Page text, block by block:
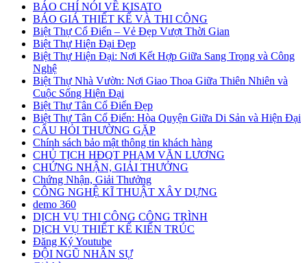
BÁO CHÍ NÓI VỀ KISATO
BÁO GIÁ THIẾT KẾ VÀ THI CÔNG
Biệt Thự Cổ Điển – Vẻ Đẹp Vượt Thời Gian
Biệt Thự Hiện Đại Đẹp
Biệt Thự Hiện Đại: Nơi Kết Hợp Giữa Sang Trọng và Công
Nghệ
Biệt Thự Nhà Vườn: Nơi Giao Thoa Giữa Thiên Nhiên và
Cuộc Sống Hiện Đại
Biệt Thự Tân Cổ Điển Đẹp
Biệt Thự Tân Cổ Điển: Hòa Quyện Giữa Di Sản và Hiện Đại
CÂU HỎI THƯỜNG GẶP
Chính sách bảo mật thông tin khách hàng
CHỦ TỊCH HĐQT PHẠM VĂN LƯƠNG
CHỨNG NHẬN, GIẢI THƯỞNG
Chứng Nhận, Giải Thưởng
CÔNG NGHỆ KĨ THUẬT XÂY DỰNG
demo 360
DỊCH VỤ THI CÔNG CÔNG TRÌNH
DỊCH VỤ THIẾT KẾ KIẾN TRÚC
Đăng Ký Youtube
ĐỘI NGŨ NHÂN SỰ